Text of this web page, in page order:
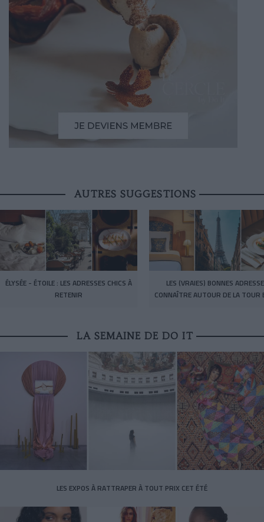
AUTRES SUGGESTIONS
ÉLYSÉE - ÉTOILE : LES ADRESSES CHICS À
RETENIR
LES (VRAIES) BONNES
CONNAÎTRE AUTOUR DE LA TOUR
LA SEMAINE DE DO IT
LES EXPOS À RATTRAPER À TOUT PRIX CET ÉTÉ